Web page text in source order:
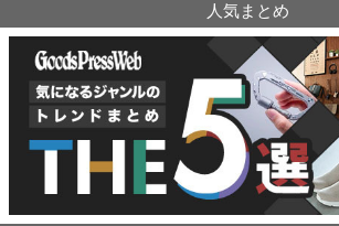
人気まとめ